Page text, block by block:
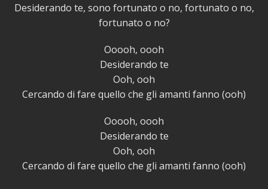
Desiderando te, sono fortunato o no, fortunato o no,
fortunato o no?
Ooooh, oooh
Desiderando te
Ooh, ooh
Cercando di fare quello che gli amanti fanno (ooh)
Ooooh, oooh
Desiderando te
Ooh, ooh
Cercando di fare quello che gli amanti fanno (ooh)